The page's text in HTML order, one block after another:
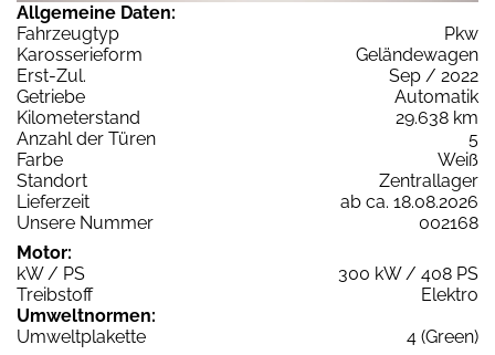
Allgemeine Daten:
Fahrzeugtyp
Pkw
Karosserieform
Geländewagen
Erst-Zul.
Sep / 2022
Getriebe
Automatik
Kilometerstand
29.638 km
Anzahl der Türen
5
Farbe
Weiß
Standort
Zentrallager
Lieferzeit
ab ca. 18.08.2026
Unsere Nummer
002168
Motor:
kW / PS
300 kW / 408 PS
Treibstoff
Elektro
Umweltnormen:
Umweltplakette
4 (Green)